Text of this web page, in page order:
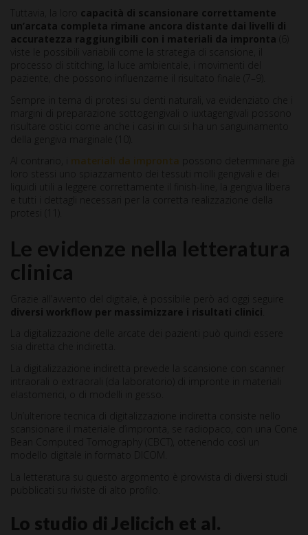
Tuttavia, la loro capacità di scansionare correttamente
un’arcata completa rimane ancora distante dai livelli di
accuratezza raggiungibili con i materiali da impronta
viste le possibili variabili come la strategia di scansione, il
processo di stitching, la luce ambientale, i movimenti del
paziente, che possono influenzarne il risultato finale (7–9).
Sempre in tema di protesi su denti naturali, va evidenziato che i
margini di preparazione sottogengivali o iuxtagengivali possono
risultare ostici come anche i casi in cui si ha un sanguinamento
della gengiva marginale (10).
Al contrario, i materiali da impronta
possono determinare già
loro stessi uno spiazzamento dei tessuti molli gengivali e dei
liquidi utili a leggere correttamente il finish-line, la gengiva libera
e tutti i dettagli necessari per la corretta realizzazione della
protesi (11).
Le evidenze nella letteratura
clinica
Grazie all’avvento del digitale, è possibile però ad oggi seguire
diversi workflow per massimizzare i risultati clinici
La digitalizzazione delle arcate dei pazienti può quindi essere
sia diretta che indiretta.
La digitalizzazione indiretta prevede la scansione con scanner
intraorali o extraorali (da laboratorio) di impronte in materiali
elastomerici, o di modelli in gesso.
Un’ulteriore tecnica di digitalizzazione indiretta consiste nello
scansionare il materiale d’impronta, se radiopaco, con una Cone
Bean Computed Tomography (CBCT), ottenendo così un
modello digitale in formato DICOM.
La letteratura su questo argomento è provvista di diversi studi
pubblicati su riviste di alto profilo.
Lo studio di Jelicich et al.